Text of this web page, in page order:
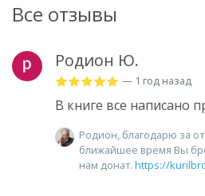
Все отзывы
Родион Ю.
— 1 год назад
В книге все написано
Родион, благодарю за
ближайшее время Вы
нам донат. https://